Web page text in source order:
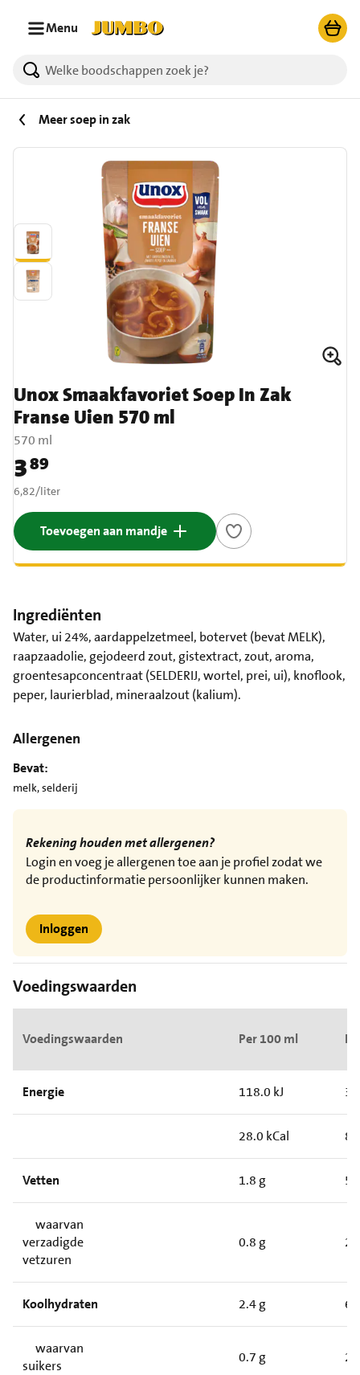
Menu
Meer soep in zak
Unox Smaakfavoriet Soep In Zak
Franse Uien 570 ml
570 ml
Prijs: € 3,89
389
€ 6,82 per liter
6,82/liter
Toevoegen aan mandje
Ingrediënten
Water, ui 24%, aardappelzetmeel, botervet (bevat MELK),
raapzaadolie, gejodeerd zout, gistextract, zout, aroma,
groentesapconcentraat (SELDERIJ, wortel, prei, ui), knoflook,
peper, laurierblad, mineraalzout (kalium).
Allergenen
Bevat:
melk, selderij
Rekening houden met allergenen?
Login en voeg je allergenen toe aan je profiel zodat we
de productinformatie persoonlijker kunnen maken.
Inloggen
Voedingswaarden
Voedingswaarden Per 100 ml
Energie 118.0 kJ
28.0 kCal
Vetten 1.8 g
waarvan
verzadigde
vetzuren
0.8 g
Koolhydraten 2.4 g
waarvan
suikers
0.7 g